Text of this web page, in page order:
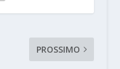
PROSSIMO